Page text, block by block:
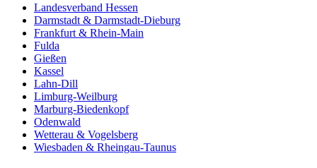
Landesverband Hessen
Darmstadt & Darmstadt-Dieburg
Frankfurt & Rhein-Main
Fulda
Gießen
Kassel
Lahn-Dill
Limburg-Weilburg
Marburg-Biedenkopf
Odenwald
Wetterau & Vogelsberg
Wiesbaden & Rheingau-Taunus